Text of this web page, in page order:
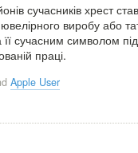
сучасників хрест
ювелірного виробу або
її сучасним символом
праці.
Apple User